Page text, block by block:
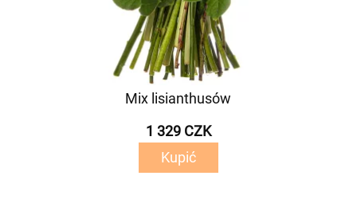
Mix lisianthusów
1 329 CZK
Kupić